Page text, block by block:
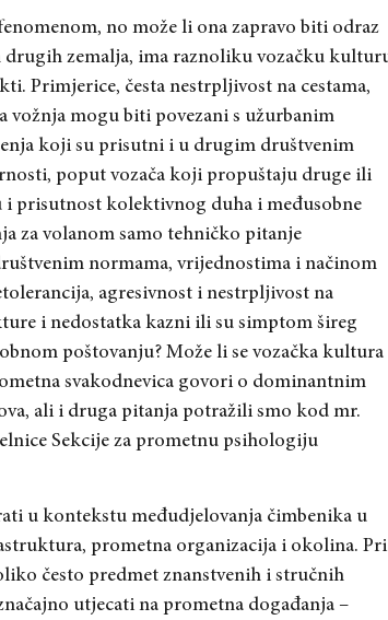
no može li ona zapravo biti odraz
zemalja, ima raznoliku vozačku
Primjerice, česta nestrpljivost na cestama,
vožnja mogu biti povezani s užurbanim
koji su prisutni i u drugim društvenim
poput vozača koji propuštaju druge ili
prisutnost kolektivnog duha i međusobne
za volanom samo tehničko pitanje
normama, vrijednostima i načinom
agresivnost i nestrpljivost na
i nedostatka kazni ili su simptom šireg
poštovanju? Može li se vozačka kultura
svakodnevica govori o dominantnim
ali i druga pitanja potražili smo kod mr.
Sekcije za prometnu psihologiju
u kontekstu međudjelovanja čimbenika u
prometna organizacija i okolina. Pri
često predmet znanstvenih i stručnih
utjecati na prometna događanja –